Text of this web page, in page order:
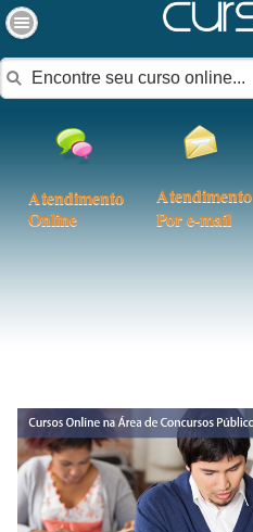
Atendimento
Online
Atendimento
Por e-mail